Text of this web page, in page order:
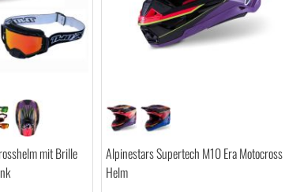
mit Brille
Alpinestars Supertech M10 Era Motocross
Helm